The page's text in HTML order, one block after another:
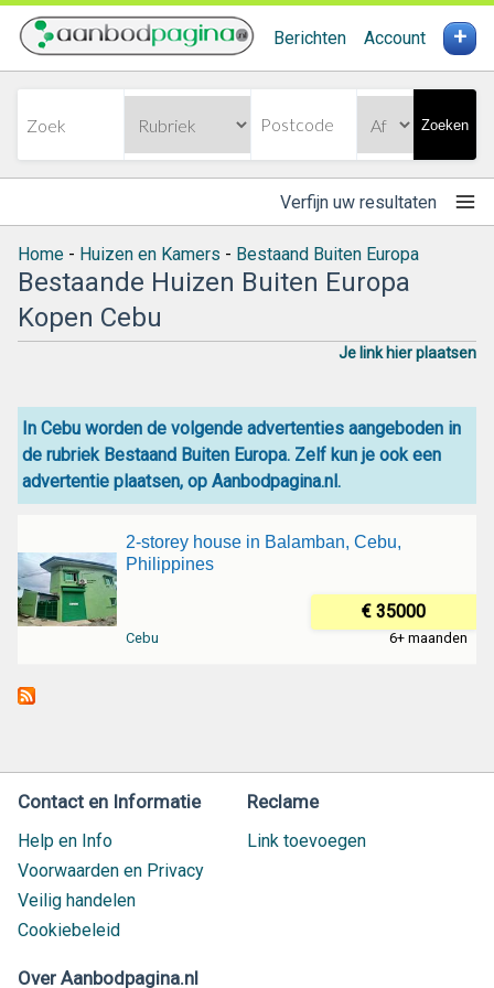
Berichten Account +
Zoeken
Verfijn uw resultaten
Home - Huizen en Kamers - Bestaand Buiten Europa
Bestaande Huizen Buiten Europa
Kopen Cebu
Je link hier plaatsen
In Cebu worden de volgende advertenties aangeboden in
de rubriek Bestaand Buiten Europa. Zelf kun je ook een
advertentie plaatsen, op Aanbodpagina.nl.
2-storey house in Balamban, Cebu,
Philippines
€ 35000
Cebu 6+ maanden
Contact en Informatie
Help en Info
Voorwaarden en Privacy
Veilig handelen
Cookiebeleid
Reclame
Link toevoegen
Over Aanbodpagina.nl